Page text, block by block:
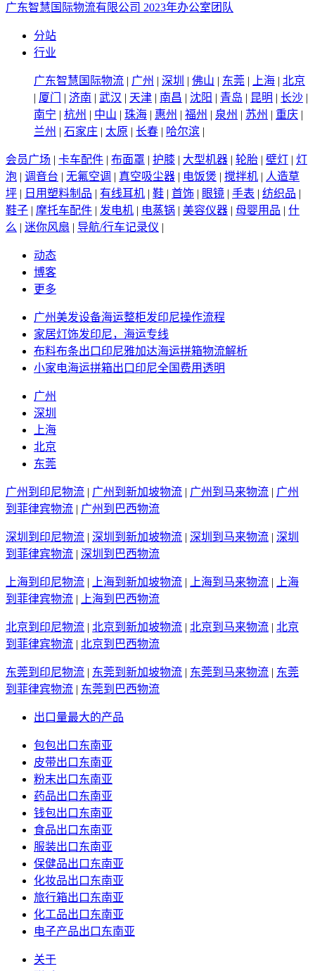
广东智慧国际物流有限公司 2023年办公室团队
分站
行业
广东智慧国际物流 | 广州 | 深圳 | 佛山 | 东莞 | 上海 | 北京
| 厦门 | 济南 | 武汉 | 天津 | 南昌 | 沈阳 | 青岛 | 昆明 | 长沙 |
南宁 | 杭州 | 中山 | 珠海 | 惠州 | 福州 | 泉州 | 苏州 | 重庆 |
兰州 | 石家庄 | 太原 | 长春 | 哈尔滨 |
会员广场 | 卡车配件 | 布面罩 | 护膝 | 大型机器 | 轮胎 | 壁灯 | 灯
泡 | 调音台 | 无氟空调 | 真空吸尘器 | 电饭煲 | 搅拌机 | 人造草
坪 | 日用塑料制品 | 有线耳机 | 鞋 | 首饰 | 眼镜 | 手表 | 纺织品 |
鞋子 | 摩托车配件 | 发电机 | 电蒸锅 | 美容仪器 | 母婴用品 | 什
么 | 迷你风扇 | 导航/行车记录仪 |
动态
博客
更多
广州美发设备海运整柜发印尼操作流程
家居灯饰发印尼，海运专线
布料布条出口印尼雅加达海运拼箱物流解析
小家电海运拼箱出口印尼全国费用透明
广州
深圳
上海
北京
东莞
广州到印尼物流 | 广州到新加坡物流 | 广州到马来物流 | 广州
到菲律宾物流 | 广州到巴西物流
深圳到印尼物流 | 深圳到新加坡物流 | 深圳到马来物流 | 深圳
到菲律宾物流 | 深圳到巴西物流
上海到印尼物流 | 上海到新加坡物流 | 上海到马来物流 |
上海
到菲律宾物流 | 上海到巴西物流
北京到印尼物流 | 北京到新加坡物流 | 北京到马来物流 | 北京
到菲律宾物流 | 北京到巴西物流
东莞到印尼物流 | 东莞到新加坡物流 | 东莞到马来物流 | 东莞
到菲律宾物流 | 东莞到巴西物流
出口量最大的产品
包包出口东南亚
皮带出口东南亚
粉末出口东南亚
药品出口东南亚
钱包出口东南亚
食品出口东南亚
服装出口东南亚
保健品出口东南亚
化妆品出口东南亚
旅行箱出口东南亚
化工品出口东南亚
电子产品出口东南亚
关于